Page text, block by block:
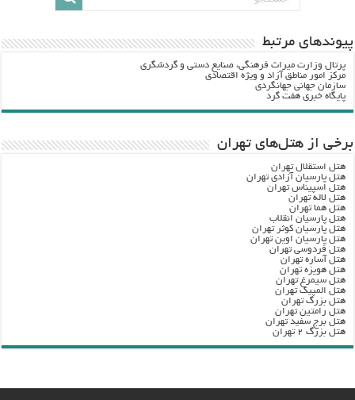
پيوندهاي مرتبط
پرتال وزارت ميراث فرهنگي، صنایع دستی و گردشگري
مرکز امور مناطق آزاد و ویژه اقتصادی
سازمان جهانی جهانگردی
پایگاه خبری هفت گرد
برخی از هتل‌های تهران
هتل استقلال تهران
هتل پارسیان آزادی تهران
هتل اسپیناس تهران
هتل لاله تهران
هتل هما تهران
هتل پارسیان انقلاب
هتل پارسیان کوثر تهران
هتل پارسیان اوین تهران
هتل فردوسی تهران
هتل آساره تهران
هتل هویزه تهران
هتل سیمرغ تهران
هتل المپیک تهران
هتل بزرگ تهران
هتل رامتین تهران
هتل برج سفید تهران
هتل بزرگ ۲ تهران